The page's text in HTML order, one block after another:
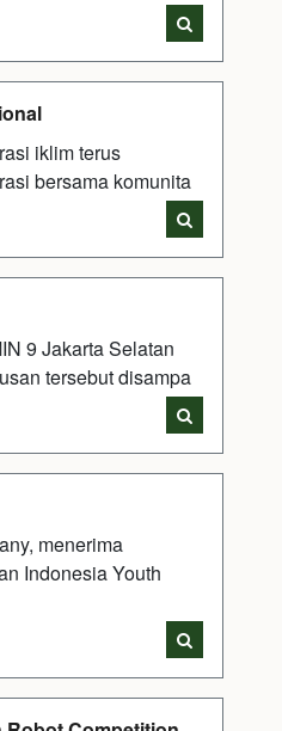
iklim terus
bersama komunita
9 Jakarta Selatan
tersebut disampa
menerima
Indonesia Youth